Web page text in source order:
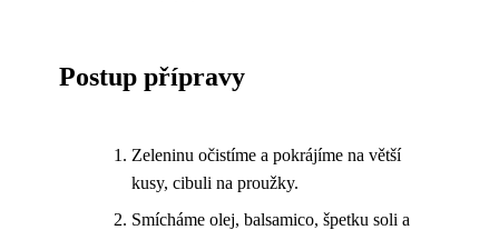
Postup přípravy
Zeleninu očistíme a pokrájíme na větší
kusy, cibuli na proužky.
Smícháme olej, balsamico, špetku soli a